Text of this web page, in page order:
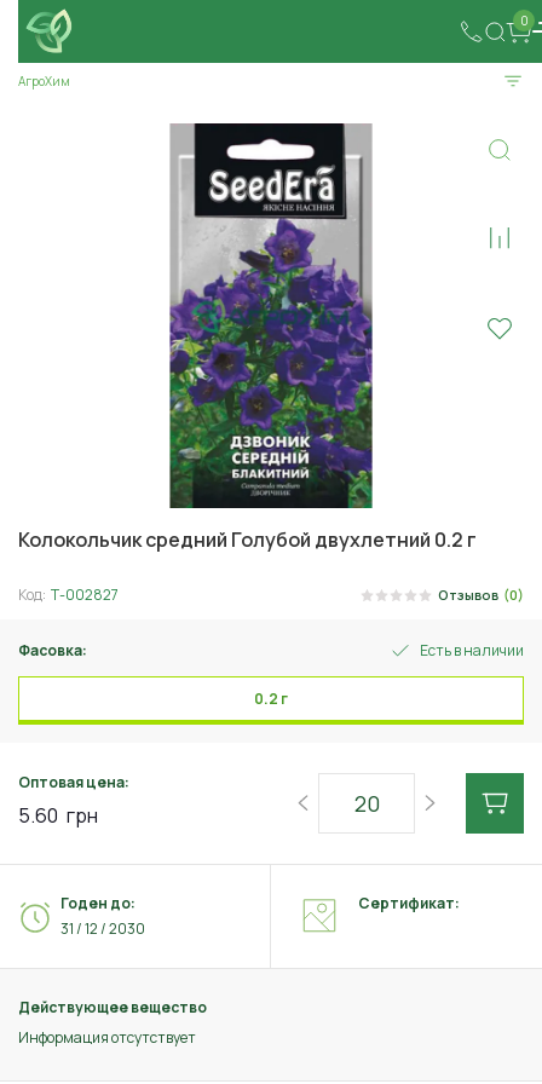
0
АгроХим
Колокольчик средний Голубой двухлетний 0.2 г
Код: Т-002827 Отзывов (0)
Фасовка: Есть в наличии
0.2 г
Оптовая цена:
5.60 грн
Действующее вещество
Информация отсутствует
Годен до:
31 / 12 / 2030
Сертификат: